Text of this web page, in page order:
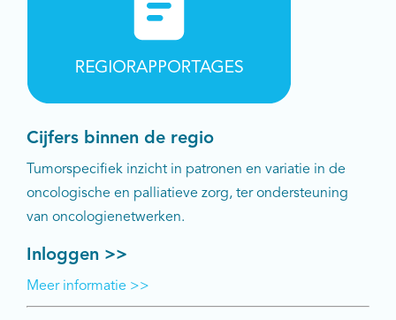
Cijfers binnen de regio
Tumorspecifiek inzicht in patronen en variatie in de
oncologische en palliatieve zorg, ter ondersteuning
van oncologienetwerken.
Inloggen >>
Meer informatie >>